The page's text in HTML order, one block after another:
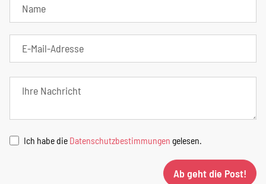
Ich habe die Datenschutzbestimmungen gelesen.
Ab geht die Post!